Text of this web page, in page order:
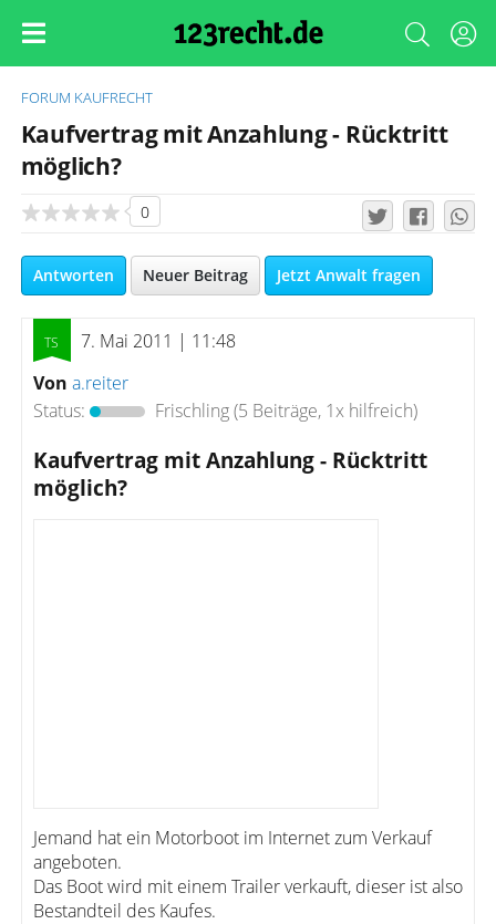
FORUM KAUFRECHT
Kaufvertrag mit Anzahlung - Rücktritt
möglich?
0
Antworten Neuer Beitrag Jetzt Anwalt fragen
7. Mai 2011 | 11:48
Von a.reiter
Status:
Frischling(5 Beiträge, 1x hilfreich)
Kaufvertrag mit Anzahlung - Rücktritt
möglich?
Jemand hat ein Motorboot im Internet zum Verkauf
angeboten.
Das Boot wird mit einem Trailer verkauft, dieser ist also
Bestandteil des Kaufes.